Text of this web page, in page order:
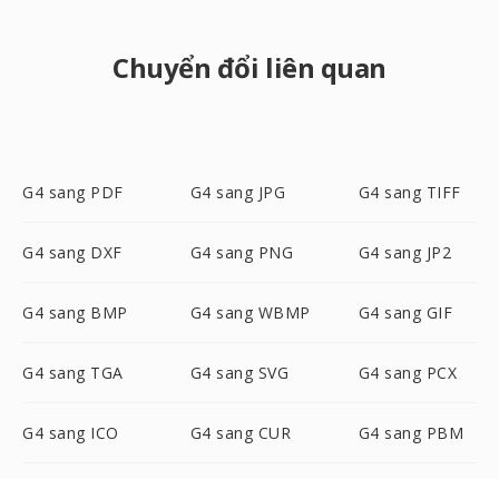
Chuyển đổi liên quan
G4 sang PDF G4 sang JPG G4 sang TIFF
G4 sang DXF G4 sang PNG G4 sang JP2
G4 sang BMP G4 sang WBMP G4 sang GIF
G4 sang TGA G4 sang SVG G4 sang PCX
G4 sang ICO G4 sang CUR G4 sang PBM